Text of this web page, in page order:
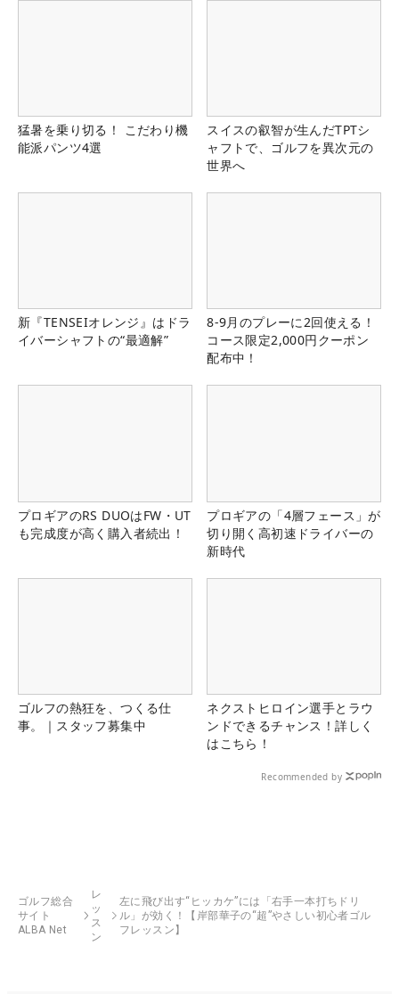
猛暑を乗り切る！ こだわり機
能派パンツ4選
スイスの叡智が生んだTPTシ
ャフトで、ゴルフを異次元の
世界へ
新『TENSEIオレンジ』はドラ
イバーシャフトの“最適解”
8-9月のプレーに2回使える！
コース限定2,000円クーポン
配布中！
プロギアのRS DUOはFW・UT
も完成度が高く購入者続出！
プロギアの「4層フェース」が
切り開く高初速ドライバーの
新時代
ゴルフの熱狂を、つくる仕
事。｜スタッフ募集中
ネクストヒロイン選手とラウ
ンドできるチャンス！詳しく
はこちら！
Recommended by
ゴルフ総合
サイト
ALBA Net
レ
ッ
ス
ン
左に飛び出す“ヒッカケ”には「右手一本打ちドリ
ル」が効く！【岸部華子の“超”やさしい初心者ゴル
フレッスン】